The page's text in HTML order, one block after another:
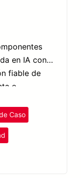
en IA con
fiable de
e
Caso